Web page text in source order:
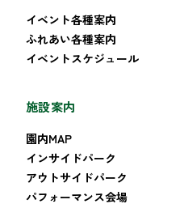
イベント各種案内
ふれあい各種案内
イベントスケジュール
施設案内
園内MAP
インサイドパーク
アウトサイドパーク
パフォーマンス会場